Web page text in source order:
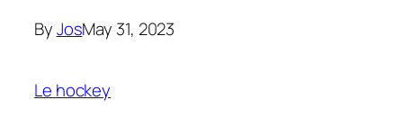
ByJosMay 31, 2023
Le hockey